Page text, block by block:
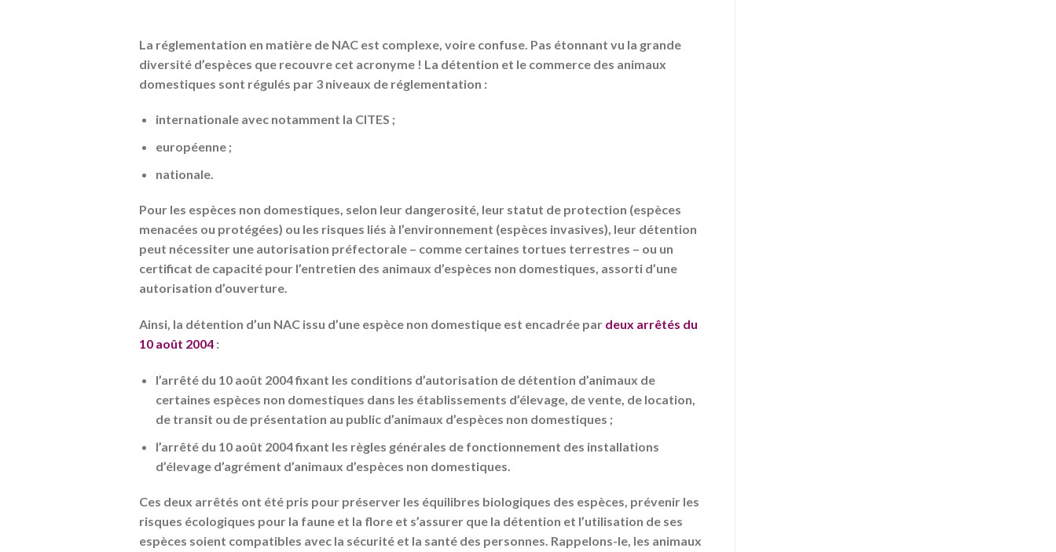
La réglementation en matière de NAC est complexe, voire confuse. Pas étonnant vu la grande
diversité d’espèces que recouvre cet acronyme ! La détention et le commerce des animaux
domestiques sont régulés par 3 niveaux de réglementation :
internationale avec notamment la CITES ;
européenne ;
nationale.
Pour les espèces non domestiques, selon leur dangerosité, leur statut de protection (espèces
menacées ou protégées) ou les risques liés à l’environnement (espèces invasives), leur détention
peut nécessiter une autorisation préfectorale – comme certaines tortues terrestres – ou un
certificat de capacité pour l’entretien des animaux d’espèces non domestiques, assorti d’une
autorisation d’ouverture.
Ainsi, la détention d’un NAC issu d’une espèce non domestique est encadrée par deux arrêtés du
10 août 2004 :
l’arrêté du 10 août 2004 fixant les conditions d’autorisation de détention d’animaux de
certaines espèces non domestiques dans les établissements d’élevage, de vente, de location,
de transit ou de présentation au public d’animaux d’espèces non domestiques ;
l’arrêté du 10 août 2004 fixant les règles générales de fonctionnement des installations
d’élevage d’agrément d’animaux d’espèces non domestiques.
Ces deux arrêtés ont été pris pour préserver les équilibres biologiques des espèces, prévenir les
risques écologiques pour la faune et la flore et s’assurer que la détention et l’utilisation de ses
espèces soient compatibles avec la sécurité et la santé des personnes. Rappelons-le, les animaux